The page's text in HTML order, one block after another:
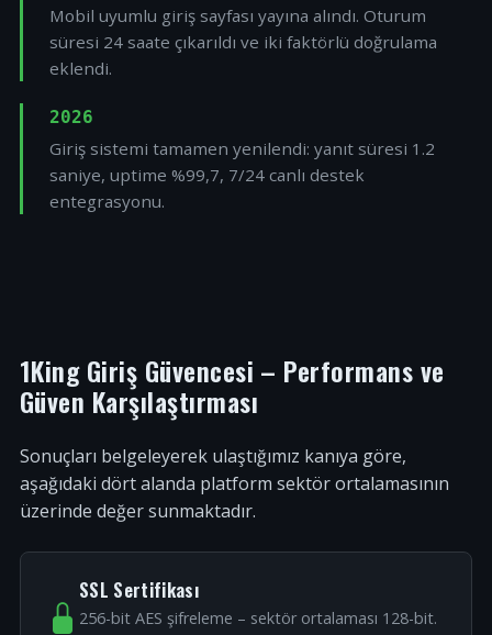
Mobil uyumlu giriş sayfası yayına alındı. Oturum
süresi 24 saate çıkarıldı ve iki faktörlü doğrulama
eklendi.
2026
Giriş sistemi tamamen yenilendi: yanıt süresi 1.2
saniye, uptime %99,7, 7/24 canlı destek
entegrasyonu.
1King Giriş Güvencesi – Performans ve
Güven Karşılaştırması
Sonuçları belgeleyerek ulaştığımız kanıya göre,
aşağıdaki dört alanda platform sektör ortalamasının
üzerinde değer sunmaktadır.
SSL Sertifikası
256-bit AES şifreleme – sektör ortalaması 128-bit.